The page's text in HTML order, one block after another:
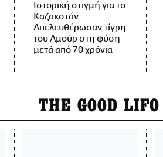
Ιστορική στιγμή για το
Καζακστάν:
Απελευθέρωσαν τίγρη
του Αμούρ στη φύση
μετά από 70 χρόνια
THE GOOD LIFO